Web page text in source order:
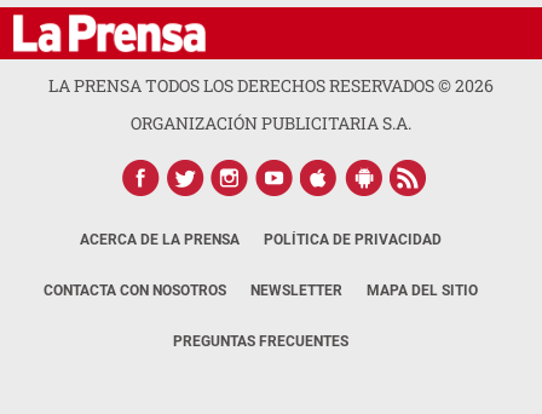
LA PRENSA TODOS LOS DERECHOS RESERVADOS ©2026
ORGANIZACIÓN PUBLICITARIA S.A.
ACERCA DE LA PRENSA POLÍTICA DE PRIVACIDAD
CONTACTA CON NOSOTROS NEWSLETTER MAPA DEL SITIO
PREGUNTAS FRECUENTES